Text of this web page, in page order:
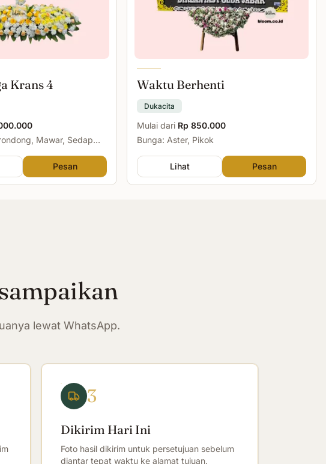
Krans 4
Mawar, Sedap
Pesan
Waktu Berhenti
Dukacita
Mulai dari Rp 850.000
Bunga: Aster, Pikok
Lihat Pesan
lewat WhatsApp.
3
Dikirim Hari Ini
Foto hasil dikirim untuk persetujuan sebelum
diantar tepat waktu ke alamat tujuan.